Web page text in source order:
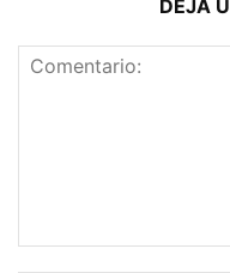
DEJA